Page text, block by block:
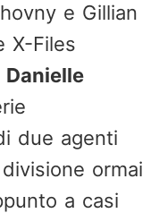
e Gillian
X-Files
Danielle
due agenti
ormai
a casi